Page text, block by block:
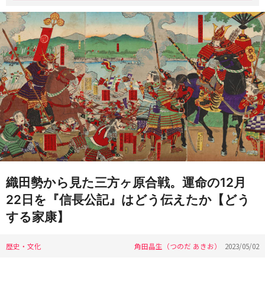
織田勢から見た三方ヶ原合戦。運命の12月
22日を『信長公記』はどう伝えたか【どう
する家康】
歴史・文化 角田晶生（つのだ あきお） 2023/05/02